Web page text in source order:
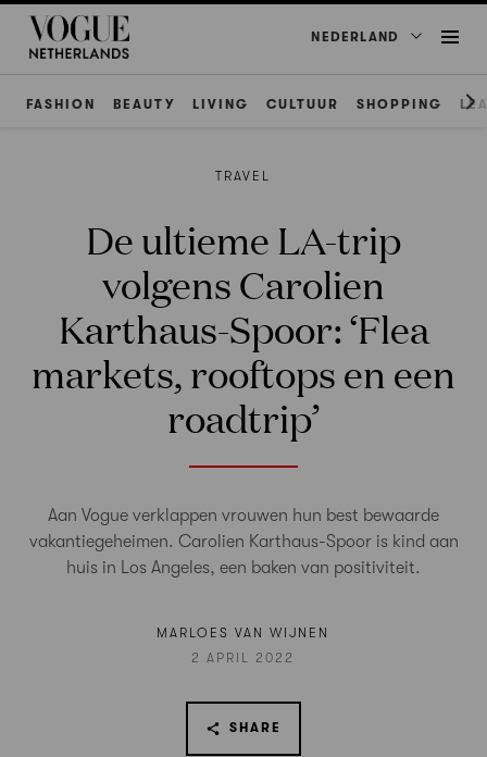
NEDERLAND
FASHION BEAUTY LIVING CULTUUR SHOPPING
TRAVEL
De ultieme LA-trip
volgens Carolien
Karthaus-Spoor: ‘Flea
markets, rooftops en een
roadtrip’
Aan Vogue verklappen vrouwen hun best bewaarde
vakantiegeheimen. Carolien Karthaus-Spoor is kind aan
huis in Los Angeles, een baken van positiviteit.
MARLOES VAN WIJNEN
2 APRIL 2022
SHARE